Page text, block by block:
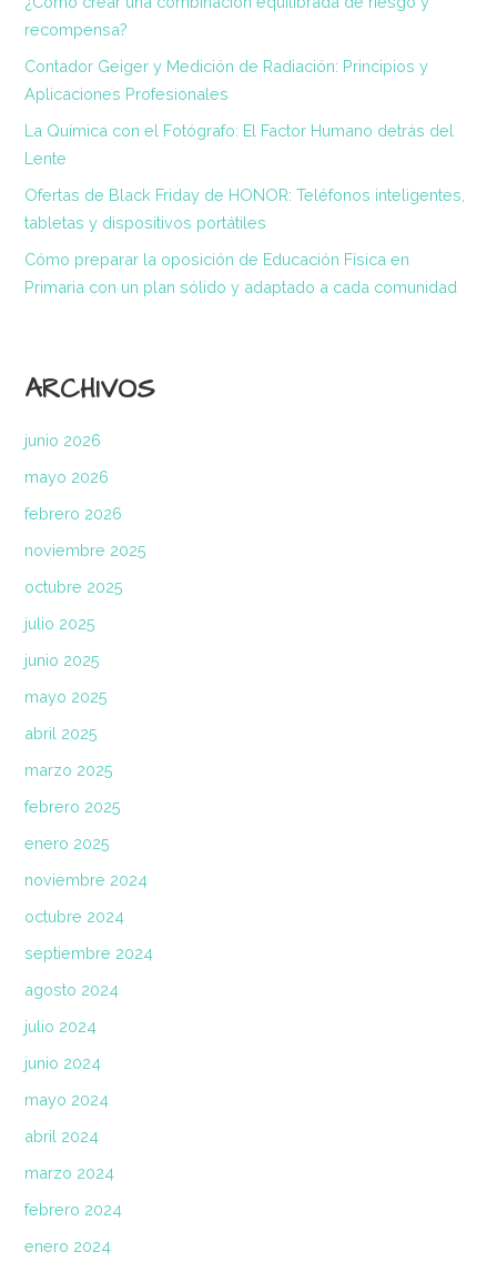
recompensa?
Contador Geiger y Medición de Radiación: Principios y
Aplicaciones Profesionales
La Química con el Fotógrafo: El Factor Humano detrás del
Lente
Ofertas de Black Friday de HONOR: Teléfonos inteligentes,
tabletas y dispositivos portátiles
Cómo preparar la oposición de Educación Física en
Primaria con un plan sólido y adaptado a cada comunidad
ARCHIVOS
junio 2026
mayo 2026
febrero 2026
noviembre 2025
octubre 2025
julio 2025
junio 2025
mayo 2025
abril 2025
marzo 2025
febrero 2025
enero 2025
noviembre 2024
octubre 2024
septiembre 2024
agosto 2024
julio 2024
junio 2024
mayo 2024
abril 2024
marzo 2024
febrero 2024
enero 2024